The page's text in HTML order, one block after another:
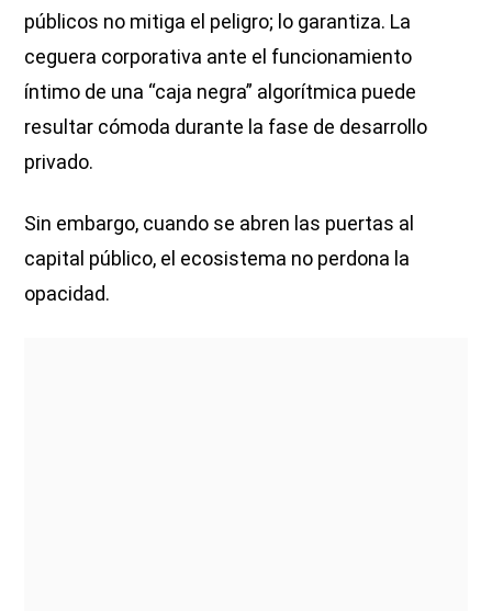
públicos no mitiga el peligro; lo garantiza. La
ceguera corporativa ante el funcionamiento
íntimo de una “caja negra” algorítmica puede
resultar cómoda durante la fase de desarrollo
privado.
Sin embargo, cuando se abren las puertas al
capital público, el ecosistema no perdona la
opacidad.